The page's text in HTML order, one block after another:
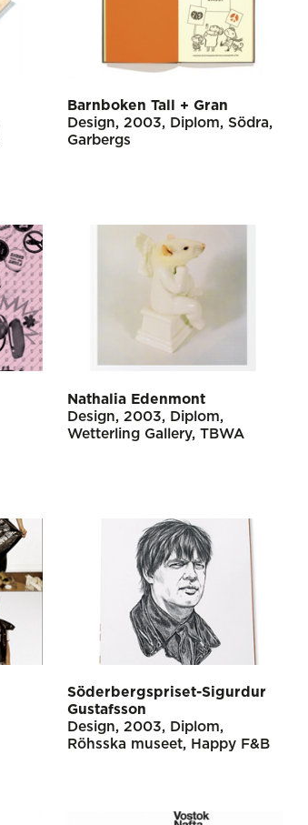
Barnboken Tall + Gran
Design
2003 Diplom
Södra
Garbergs
Nathalia Edenmont
Design
2003
Diplom
Wetterling Gallery TBWA
Söderbergspriset-Sigurdur
Gustafsson
Design
2003
Diplom
Röhsska museet
Happy F&B